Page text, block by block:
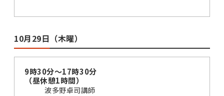
10月29日（木曜）
9時30分～17時30分
（昼休憩1時間）
波多野卓司講師